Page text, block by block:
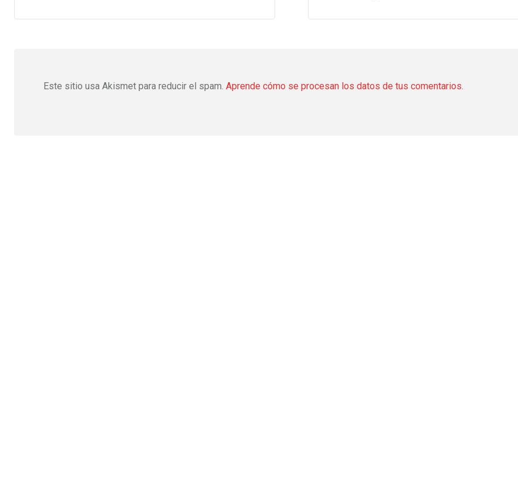
Este sitio usa Akismet para reducir el spam. Aprende cómo se procesan los datos de tus comentarios.